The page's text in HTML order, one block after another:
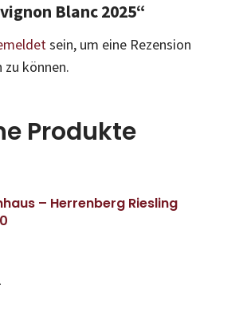
Blanc 2025“
sein, um eine Rezension
können.
Produkte
– Herrenberg Riesling